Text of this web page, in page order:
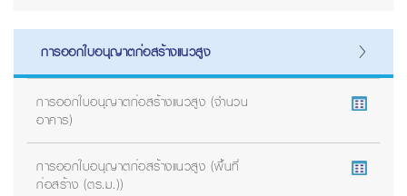
การออกใบอนุญาตก่อสร้างแนวสูง
การออกใบอนุญาตก่อสร้างแนวสูง (จำนวน
อาคาร)
การออกใบอนุญาตก่อสร้างแนวสูง (พื้นที่
ก่อสร้าง (ตร.ม.))